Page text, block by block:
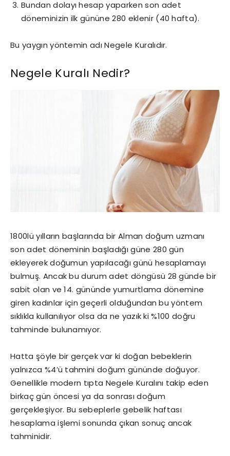
Bundan dolayı hesap yaparken son adet
döneminizin ilk gününe 280 eklenir (40 hafta).
Bu yaygın yöntemin adı Negele Kuralıdır.
Negele Kuralı Nedir?
1800lü yılların başlarında bir Alman doğum uzmanı
son adet döneminin başladığı güne 280 gün
ekleyerek doğumun yapılacağı günü hesaplamayı
bulmuş. Ancak bu durum adet döngüsü 28 günde bir
sabit olan ve 14. gününde yumurtlama dönemine
giren kadınlar için geçerli olduğundan bu yöntem
sıklıkla kullanılıyor olsa da ne yazık ki %100 doğru
tahminde bulunamıyor.
Hatta şöyle bir gerçek var ki doğan bebeklerin
yalnızca %4’ü tahmini doğum gününde doğuyor.
Genellikle modern tıpta Negele Kuralını takip eden
birkaç gün öncesi ya da sonrası doğum
gerçekleşiyor. Bu sebeplerle gebelik haftası
hesaplama işlemi sonunda çıkan sonuç ancak
tahminidir.